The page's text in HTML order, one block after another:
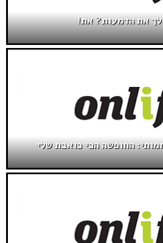
לך את הדמעות? את!
החופשה הכי כואבת שלי